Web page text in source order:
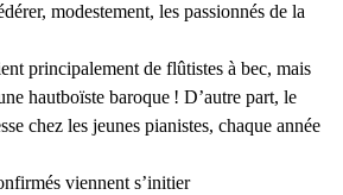
modestement, les passionnés de la
principalement de flûtistes à bec, mais
hautboïste baroque ! D’autre part, le
chez les jeunes pianistes, chaque année
viennent s’initier